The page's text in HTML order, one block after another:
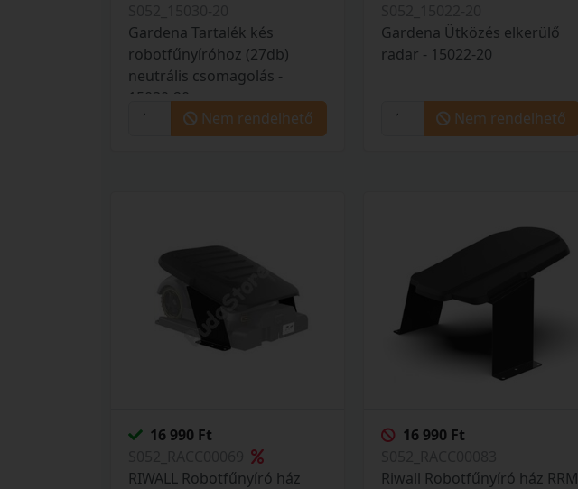
Gardena Tartalék kés
robotfűnyíróhoz (27db)
neutrális csomagolás -
15030-20
Nem rendelhető
Gardena Ütközés elkerülő
radar - 15022-20
Nem rendelhető
16 990 Ft
RIWALL Robotfűnyíró ház
16 990 Ft
Riwall Robotfűnyíró ház RRM